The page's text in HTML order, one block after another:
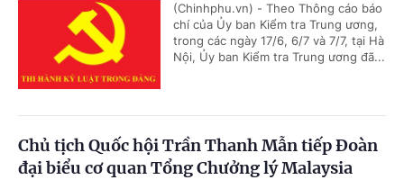
(Chinhphu.vn) - Theo Thông cáo báo
chí của Ủy ban Kiểm tra Trung ương,
trong các ngày 17/6, 6/7 và 7/7, tại Hà
Nội, Ủy ban Kiểm tra Trung ương đã...
Chủ tịch Quốc hội Trần Thanh Mẫn tiếp Đoàn
đại biểu cơ quan Tổng Chưởng lý Malaysia